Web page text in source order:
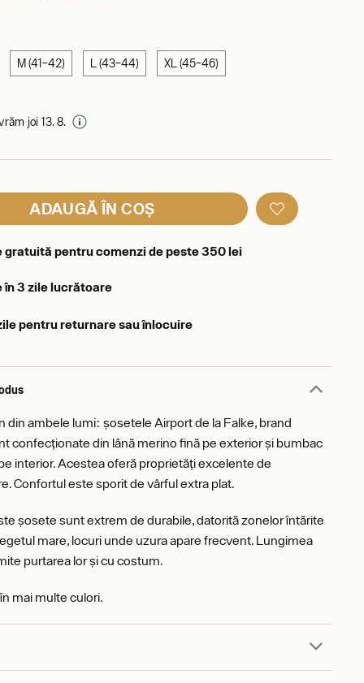
M (41–42) L (43–44) XL (45–46)
joi 13. 8.
ADAUGĂ ÎN COȘ
gratuită pentru comenzi de peste 350 lei
în 3 zile lucrătoare
pentru returnare sau înlocuire
din ambele lumi: șosetele Airport de la Falke, brand
confecționate din lână merino fină pe exterior și bumbac
interior. Acestea oferă proprietăți excelente de
Confortul este sporit de vârful extra plat.
șosete sunt extrem de durabile, datorită zonelor întărite
mare, locuri unde uzura apare frecvent. Lungimea
purtarea lor și cu costum.
mai multe culori.